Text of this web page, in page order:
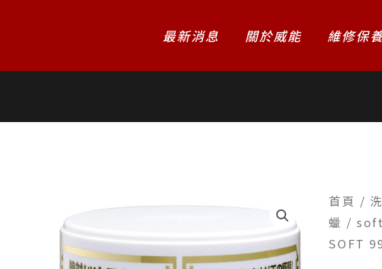
最新消息 關於威能 維修保
首頁 /
蠟 /
SOFT